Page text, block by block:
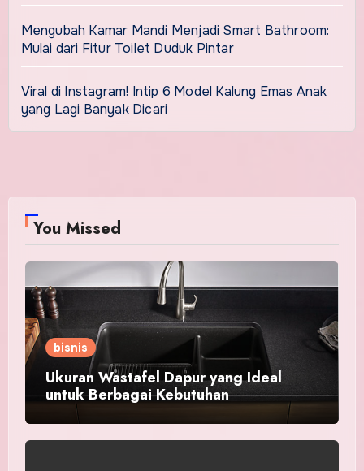
Mengubah Kamar Mandi Menjadi Smart Bathroom:
Mulai dari Fitur Toilet Duduk Pintar
Viral di Instagram! Intip 6 Model Kalung Emas Anak
yang Lagi Banyak Dicari
You Missed
bisnis
Ukuran Wastafel Dapur yang Ideal
untuk Berbagai Kebutuhan